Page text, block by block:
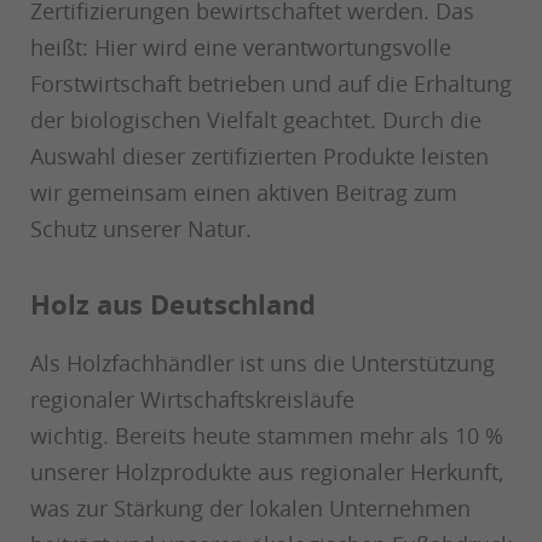
Zertifizierungen bewirtschaftet werden. Das
heißt: Hier wird eine verantwortungsvolle
Forstwirtschaft betrieben und auf die Erhaltung
der biologischen Vielfalt geachtet. Durch die
Auswahl dieser zertifizierten Produkte leisten
wir gemeinsam einen aktiven Beitrag zum
Schutz unserer Natur.
Holz aus Deutschland
Als Holzfachhändler ist uns die Unterstützung
regionaler Wirtschaftskreisläufe
wichtig. Bereits heute stammen mehr als 10 %
unserer Holzprodukte aus regionaler Herkunft,
was zur Stärkung der lokalen Unternehmen